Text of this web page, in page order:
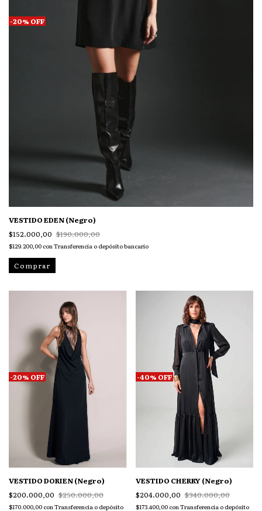
-20% OFF
VESTIDO EDEN (Negro)
$152.000,00 $190.000,00
$129.200,00 conTransferencia o depósito bancario
Comprar
-20% OFF
VESTIDO DORIEN (Negro)
$200.000,00 $250.000,00
$170.000,00 conTransferencia o depósito
-40% OFF
VESTIDO CHERRY (Negro)
$204.000,00 $340.000,00
$173.400,00 conTransferencia o depósito